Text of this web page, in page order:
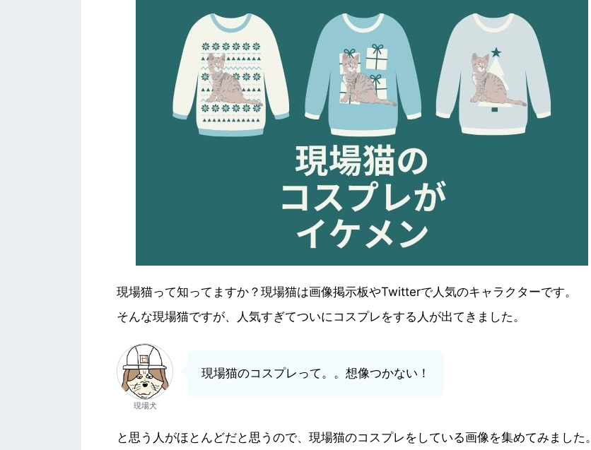
現場猫って知ってますか？現場猫は画像掲示板やTwitterで人気のキャラクターです。
そんな現場猫ですが、人気すぎてついにコスプレをする人が出てきました。
現場犬
現場猫のコスプレって。。想像つかない！
と思う人がほとんどだと思うので、現場猫のコスプレをしている画像を集めてみました。